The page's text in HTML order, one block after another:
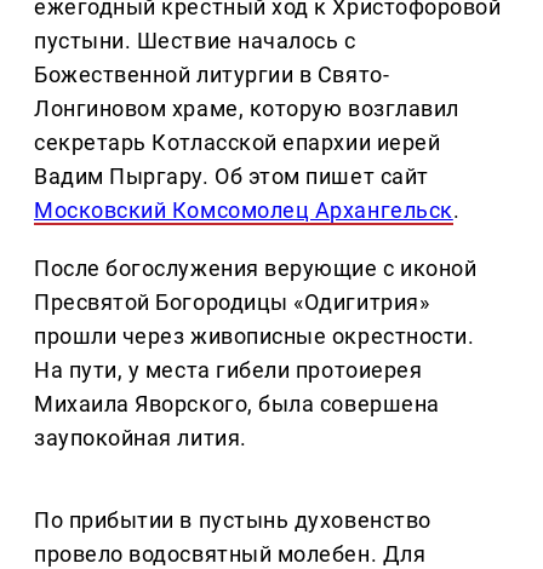
ежегодный крестный ход к Христофоровой
пустыни. Шествие началось с
Божественной литургии в Свято-
Лонгиновом храме, которую возглавил
секретарь Котласской епархии иерей
Вадим Пыргару. Об этом пишет сайт
Московский Комсомолец Архангельск.
После богослужения верующие с иконой
Пресвятой Богородицы «Одигитрия»
прошли через живописные окрестности.
На пути, у места гибели протоиерея
Михаила Яворского, была совершена
заупокойная лития.
По прибытии в пустынь духовенство
провело водосвятный молебен. Для